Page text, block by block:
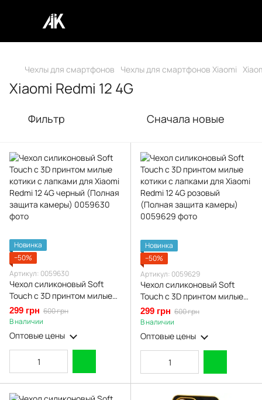
Чехлы для смартфонов Чехлы для смартфонов Xiaomi
Xiaomi Redmi 12 4G
Фильтр Сначала новые
Новинка
−50%
Артикул: 0059630
Чехол силиконовый Soft
Touch с 3D принтом милые
котики с лапками для Xiaomi
Redmi 12 4G черный (Полная
защита камеры)
299 грн 600 грн
В наличии
Оптовые цены
Новинка
−50%
Артикул: 0059629
Чехол силиконовый Soft
Touch с 3D принтом милые
котики с лапками для Xiaomi
Redmi 12 4G розовый
(Полная защита камеры)
299 грн 600 грн
В наличии
Оптовые цены